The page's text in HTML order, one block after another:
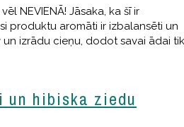
NEVIENĀ! Jāsaka, ka šī ir
produktu aromāti ir izbalansēti un
un izrādu cieņu, dodot savai ādai tik
un hibiska ziedu